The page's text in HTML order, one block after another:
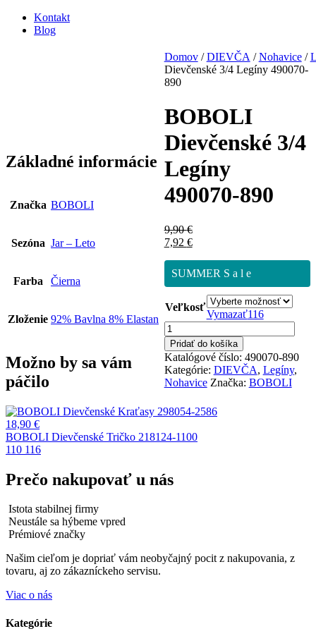
Kontakt
Blog
Domov/DIEVČA /Nohavice/
Dievčenské 3/4 Legíny 490070-
890
BOBOLI
Dievčenské 3/4
Legíny
490070-890
9,90€
7,92 €
SUMMER S a l e
Veľkosť
Vymazať116
množstvo
BOBOLI
Dievčenské
3/4
Legíny
490070-
Pridať do košíka
Katalógové číslo: 490070-890
Kategórie: DIEVČA, Legíny,
Nohavice Značka: BOBOLI
Základné informácie
Značka BOBOLI
Sezóna Jar – Leto
Farba Čierna
Zloženie 92% Bavlna 8% Elastan
Možno by sa vám
páčilo
18,90 €
BOBOLI Dievčenské Tričko 218124-1100
110 116
Prečo nakupovať u nás
Istota stabilnej firmy
Neustále sa hýbeme vpred
Prémiové značky
Našim cieľom je dopriať vám neobyčajný pocit z nakupovania, z
tovaru, aj zo zákazníckeho servisu.
Viac o nás
Kategórie